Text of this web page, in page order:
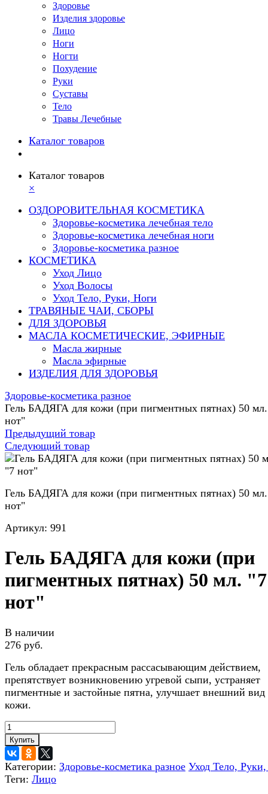
Здоровье
Изделия здоровье
Лицо
Ноги
Ногти
Похудение
Руки
Суставы
Тело
Травы Лечебные
Каталог товаров
Каталог товаров
×
ОЗДОРОВИТЕЛЬНАЯ КОСМЕТИКА
Здоровье-косметика лечебная тело
Здоровье-косметика лечебная ноги
Здоровье-косметика разное
КОСМЕТИКА
Уход Лицо
Уход Волосы
Уход Тело, Руки, Ноги
ТРАВЯНЫЕ ЧАИ, СБОРЫ
ДЛЯ ЗДОРОВЬЯ
МАСЛА КОСМЕТИЧЕСКИЕ, ЭФИРНЫЕ
Масла жирные
Масла эфирные
ИЗДЕЛИЯ ДЛЯ ЗДОРОВЬЯ
Здоровье-косметика разное
Гель БАДЯГА для кожи (при пигментных пятнах) 50
нот"
Предыдущий товар
Следующий товар
Гель БАДЯГА для кожи (при пигментных пятнах) 50
нот"
Артикул: 991
Гель БАДЯГА для кожи (при
пигментных пятнах) 50 мл. "7
нот"
В наличии
276 руб.
Гель обладает прекрасным рассасывающим действием,
препятствует возникновению угревой сыпи, устраняет
пигментные и застойные пятна, улучшает внешний вид
кожи.
Купить
Категории: Здоровье-косметика разное Уход Тело,
Теги: Лицо